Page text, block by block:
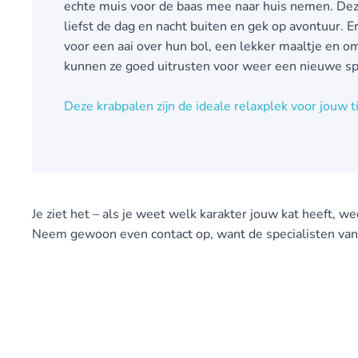
echte muis voor de baas mee naar huis nemen.
liefst de dag en nacht buiten en gek op avontuur.
voor een aai over hun bol, een lekker maaltje en
kunnen ze goed uitrusten voor weer een nieuwe
Deze krabpalen zijn de ideale relaxplek voor jouw
Je ziet het – als je weet welk karakter jouw kat heeft,
Neem gewoon even contact op, want de specialisten